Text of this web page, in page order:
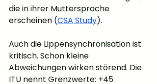
die in ihrer Muttersprache
erscheinen (CSA Study).
Auch die Lippensynchronisation ist
kritisch. Schon kleine
Abweichungen wirken störend. Die
ITU nennt Grenzwerte: +45